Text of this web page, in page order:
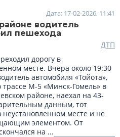
Дата: 17-02-2026, 11:41
водитель
пешехода
ДТП
дорогу в
месте. Вчера около 19:30
автомобиля «Тойота»,
трассе М-5 «Минск-Гомель» в
районе, наехал на 43-
данным, тот
месте и не
элементом. От
на ...